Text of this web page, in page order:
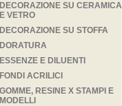
DECORAZIONE SU CERAMICA
E VETRO
DECORAZIONE SU STOFFA
DORATURA
ESSENZE E DILUENTI
FONDI ACRILICI
GOMME, RESINE X STAMPI E
MODELLI